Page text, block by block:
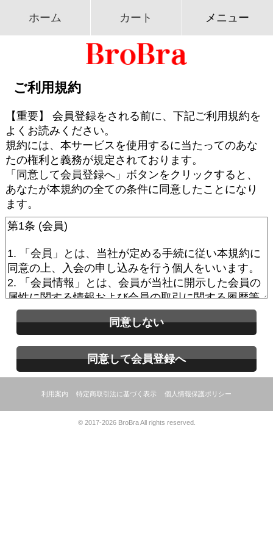
ホーム カート メニュー
ご利用規約
【重要】 会員登録をされる前に、下記ご利用規約を
よくお読みください。
規約には、本サービスを使用するに当たってのあな
たの権利と義務が規定されております。
「同意して会員登録へ」ボタンをクリックすると、
あなたが本規約の全ての条件に同意したことになり
ます。
同意しない
同意して会員登録へ
利用案内 特定商取引法に基づく表示 個人情報保護ポリシー
© 2017-2026 BroBra All rights reserved.